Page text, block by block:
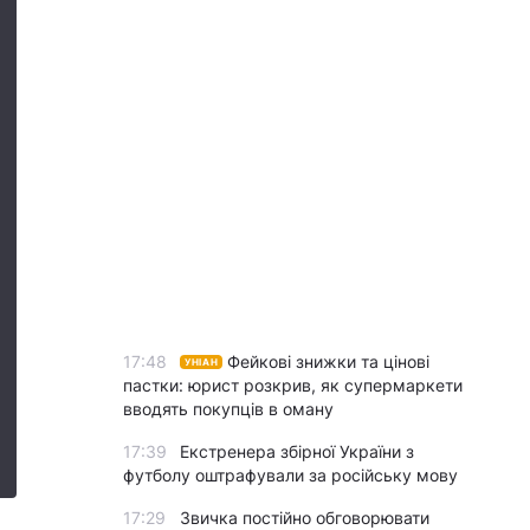
17:48 УНІАН
Фейкові знижки та цінові
пастки: юрист розкрив, як супермаркети
вводять покупців в оману
17:39
Екстренера збірної України з
футболу оштрафували за російську мову
17:29
Звичка постійно обговорювати